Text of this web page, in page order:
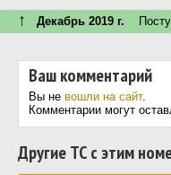
↑ Декабрь 2019 г.
Ваш комментарий
Вы не вошли на сайт.
Комментарии могут
Другие ТС с этим